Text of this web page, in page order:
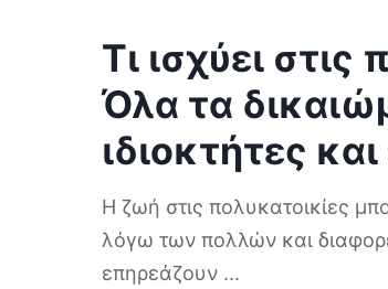
Τι ισχύει στις
Όλα τα
ιδιοκτήτες
Η ζωή στις πολυκατοικίες
λόγω των πολλών και
επηρεάζουν ...